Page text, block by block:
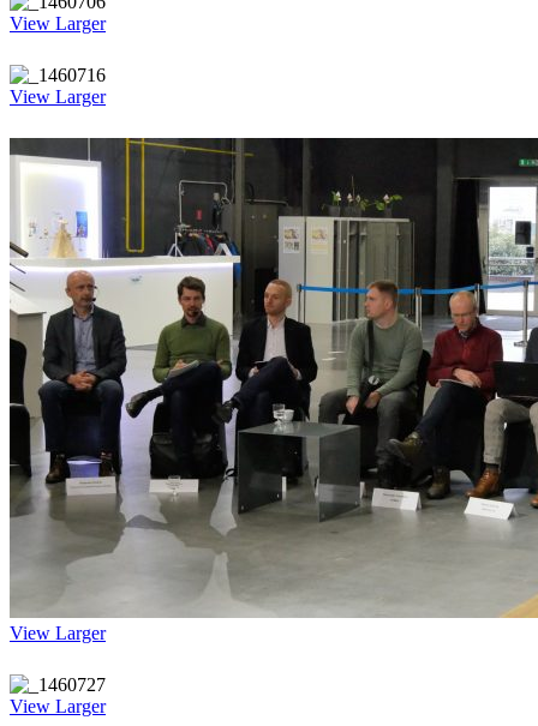
View Larger
View Larger
View Larger
View Larger